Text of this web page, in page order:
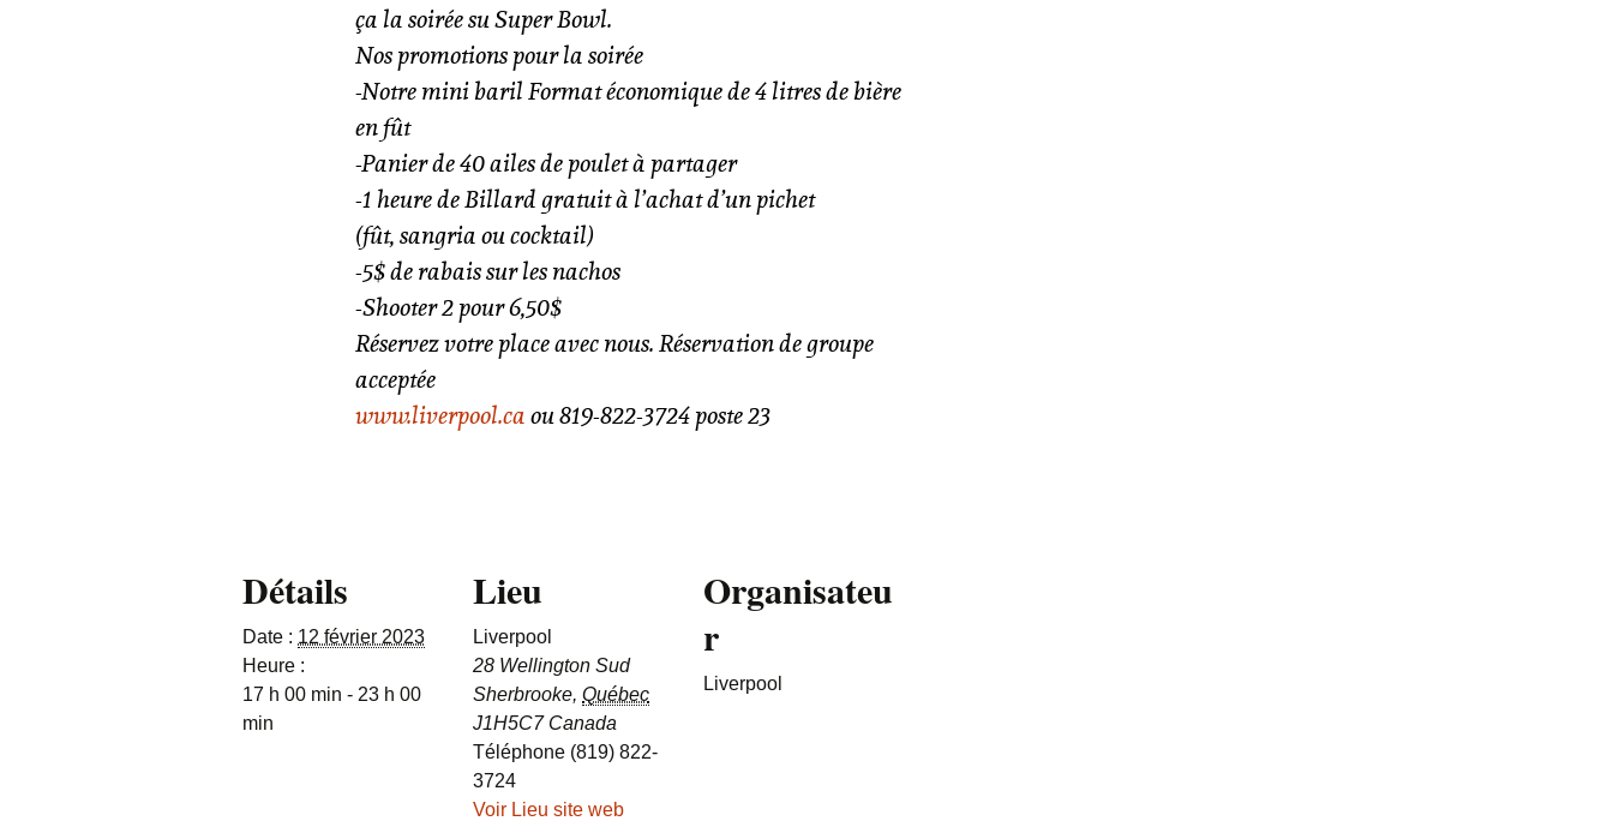
ça la soirée su Super Bowl.
Nos promotions pour la soirée
-Notre mini baril Format économique de 4 litres de bière
en fût
-Panier de 40 ailes de poulet à partager
-1 heure de Billard gratuit à l’achat d’un pichet
(fût, sangria ou cocktail)
-5$ de rabais sur les nachos
-Shooter 2 pour 6,50$
Réservez votre place avec nous. Réservation de groupe
acceptée
www.liverpool.caou 819-822-3724 poste 23
Détails
Date : 12 février 2023
Heure :
17 h 00 min - 23 h 00
min
Lieu
Liverpool
28 Wellington Sud
Sherbrooke, Québec
J1H5C7 Canada
Téléphone (819) 822-
3724
Voir Lieu site web
Organisateu
r
Liverpool